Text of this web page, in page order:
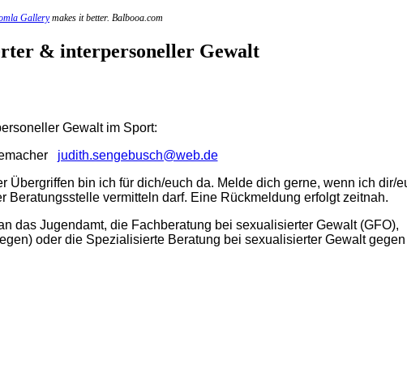
Gallerymakes it better. Balbooa.com
& interpersoneller Gewalt
Gewalt im Sport:
judith.sengebusch@web.de
Übergriffen bin ich für dich/euch da. Melde dich gerne, wenn ich dir/
vermitteln darf. Eine Rückmeldung erfolgt zeitnah.
das Jugendamt, die Fachberatung bei sexualisierter Gewalt (GFO),
oder die Spezialisierte Beratung bei sexualisierter Gewalt